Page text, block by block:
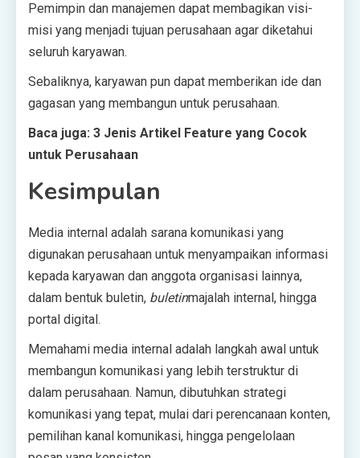
Pemimpin dan manajemen dapat membagikan visi-
misi yang menjadi tujuan perusahaan agar diketahui
seluruh karyawan.
Sebaliknya, karyawan pun dapat memberikan ide dan
gagasan yang membangun untuk perusahaan.
Baca juga: 3 Jenis Artikel Feature yang Cocok
untuk Perusahaan
Kesimpulan
Media internal adalah sarana komunikasi yang
digunakan perusahaan untuk menyampaikan informasi
kepada karyawan dan anggota organisasi lainnya,
dalam bentuk buletin, buletinmajalah internal, hingga
portal digital.
Memahami media internal adalah langkah awal untuk
membangun komunikasi yang lebih terstruktur di
dalam perusahaan. Namun, dibutuhkan strategi
komunikasi yang tepat, mulai dari perencanaan konten,
pemilihan kanal komunikasi, hingga pengelolaan